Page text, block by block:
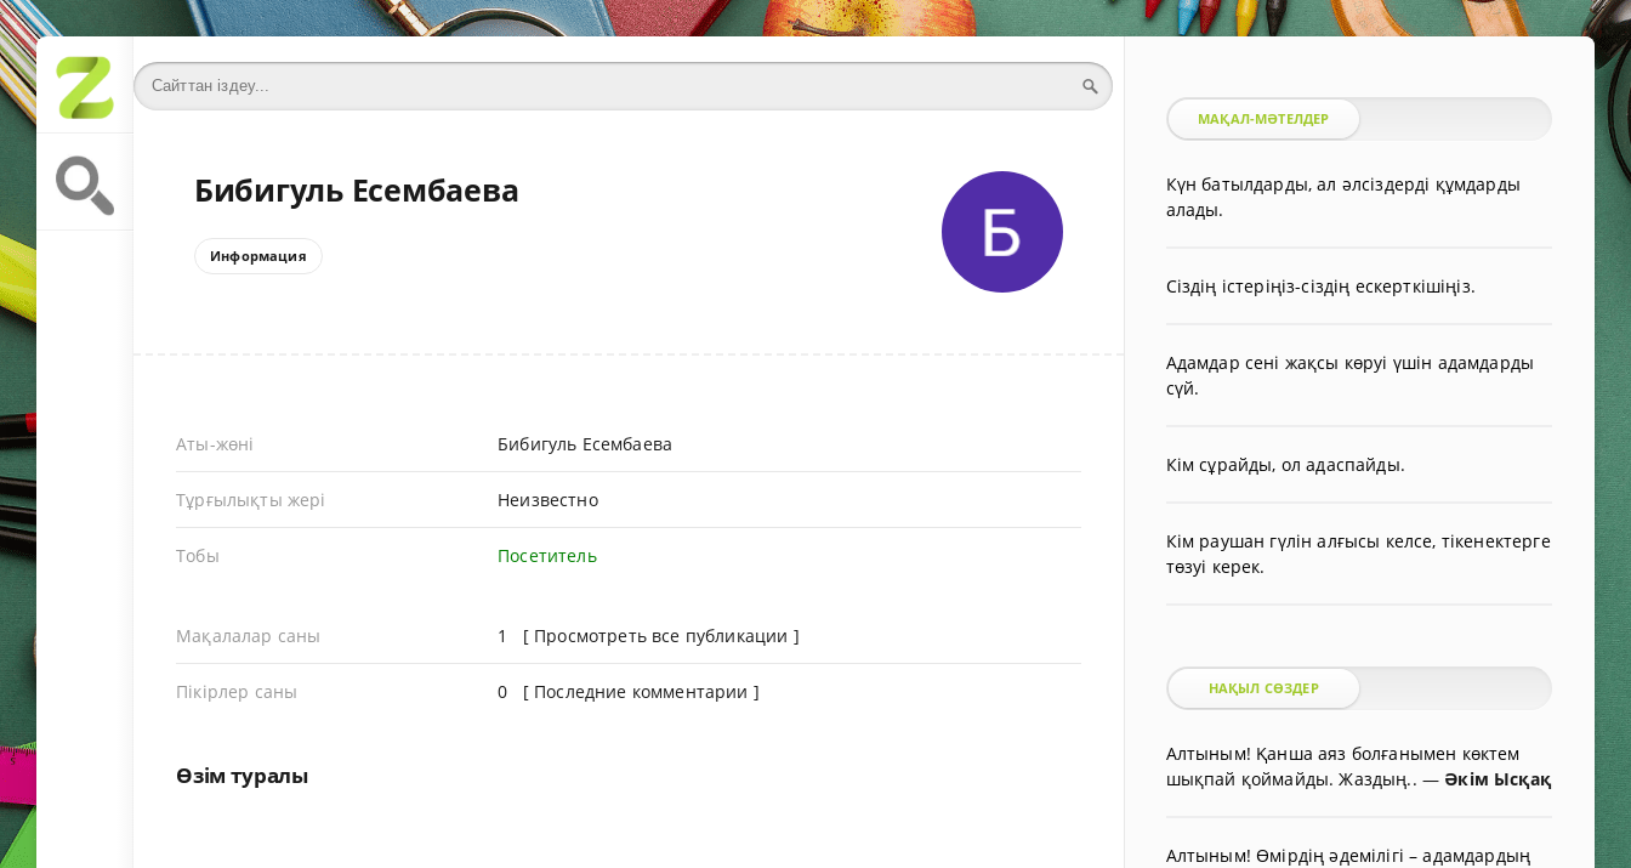
Бибигуль Есембаева
Информация
Аты-жөні Бибигуль Есембаева
Тұрғылықты жері Неизвестно
Тобы Посетитель
Мақалалар саны 1 [ Просмотреть все публикации ]
Пікірлер саны 0 [ Последние комментарии ]
Өзім туралы
МАҚАЛ-МӘТЕЛДЕР
Күн батылдарды, ал әлсіздерді құмдарды
алады.
Сіздің істеріңіз-сіздің ескерткішіңіз.
Адамдар сені жақсы көруі үшін адамдарды
сүй.
Кім сұрайды, ол адаспайды.
Кім раушан гүлін алғысы келсе, тікенектерге
төзуі керек.
НАҚЫЛ СӨЗДЕР
Алтыным! Қанша аяз болғанымен көктем
шықпай қоймайды. Жаздың.. — Әкім Ысқақ
Алтыным! Өмірдің әдемілігі – адамдардың